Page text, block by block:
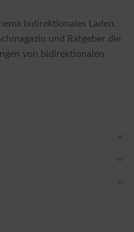
bidirektionales Laden.
und Ratgeber die
von bidirektionalen